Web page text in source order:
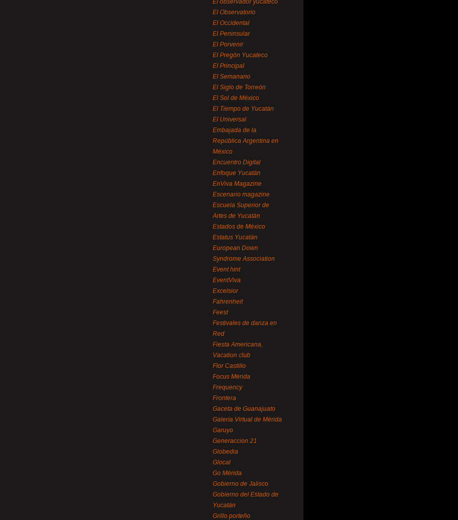
El observador yucateco
El Observatorio
El Occidental
El Peninsular
El Porvenir
El Pregón Yucateco
El Principal
El Semanario
El Siglo de Torreón
El Sol de México
El Tiempo de Yucatán
El Universal
Embajada de la
República Argentina en
México
Encuentro Digital
Enfoque Yucatán
EnViva Magazine
Escenario magazine
Escuela Superior de
Artes de Yucatán
Estados de México
Estatus Yucatán
European Down
Syndrome Association
Event hint
EventViva
Excelsior
Fahrenheit
Feest
Festivales de danza en
Red
Fiesta Americana,
Vacation club
Flor Castillo
Focus Mérida
Frequency
Frontera
Gaceta de Guanajuato
Galería Virtual de Mérida
Garuyo
Generaccion 21
Globedia
Glocal
Go Mérida
Gobierno de Jalisco
Gobierno del Estado de
Yucatán
Grillo porteño